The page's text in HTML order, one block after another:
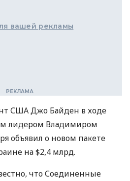
вашей рекламы
США Джо Байден в ходе
лидером Владимиром
объявил о новом пакете
на $2,4 млрд.
что Соединенные